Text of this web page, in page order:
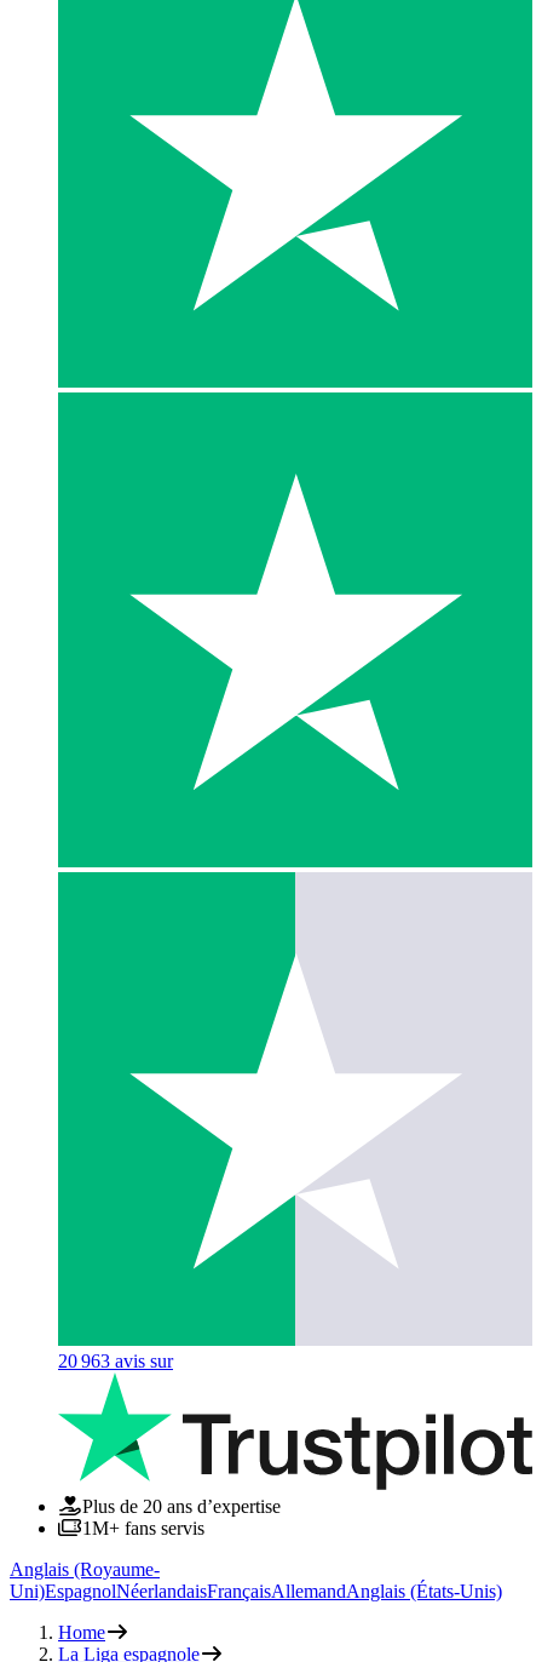
20 963 avis sur
Plus de 20 ans d’expertise
1M+ fans servis
Anglais (Royaume-
Uni)EspagnolNéerlandaisFrançaisAllemandAnglais (États-Unis)
Home
La Liga espagnole